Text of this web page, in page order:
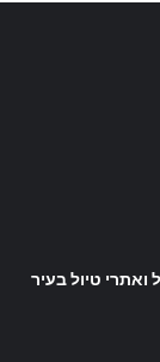
ואתרי טיול בעיר